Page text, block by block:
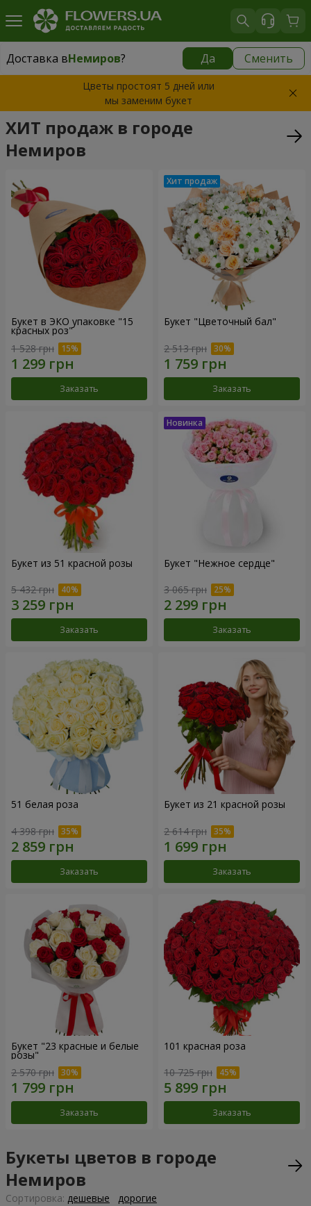
Доставка вНемиров? Да Сменить
Доставка вНемиров|
Цветы простоят 5 дней или
мы заменим букет
ХИТ продаж в городе
Немиров
Букет в ЭКО упаковке "15
красных роз"
1 528 грн
Заказать
Букет "Цветочный бал"
2 513 грн
Заказать
Букет из 51 красной розы
5 432 грн
Заказать
Букет "Нежное сердце"
3 065 грн
Заказать
51 белая роза
4 398 грн
Заказать
Букет из 21 красной розы
2 614 грн
Заказать
Букет "23 красные и белые
розы"
2 570 грн
Заказать
101 красная роза
10 725 грн
Заказать
Букеты цветов в городе
Немиров
Cортировка: дешевые дорогие